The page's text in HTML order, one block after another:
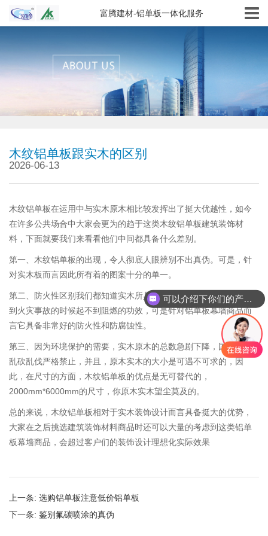
木纹铝单板跟实木的区别
2026-06-13
木纹铝单板在运用中与实木原木相比较发挥出了挺大优越性，如今
在许多公共场合中大家会更为的趋于这类木纹铝单板建筑装饰材
料，下面就要我们来看看他们中间都具备什么差别。
第一、木纹铝单板的出现，令人彻底人眼辨别不出真伪。可是，针
对实木板而言因此所有着的图案十分的单一。
第二、防火性区别我们都知道实木所具备的防火性非常的差，在碰
到火灾事故的时候起不到阻燃的功效，可是针对铝单板幕墙商品而
言它具备非常好的防火性和防腐蚀性。
第三、因为环境保护的需要，实木原木的总数急剧下降，国家针对
乱砍乱伐严格禁止，并且，原木实木的大小是可遇不可求的，因
此，在尺寸的方面，木纹铝单板的优点是无可替代的，
2000mm*6000mm的尺寸，你原木实木望尘莫及的。
总的来说，木纹铝单板相对于实木装饰设计而言具备挺大的优势，
大家在之后挑选建筑装饰材料商品时还可以大量的考虑到这类铝单
板幕墙商品，会超过客户们的装饰设计理想化实际效果
上一条: 选购铝单板注意低价铝单板
下一条: 鉴别氟碳喷涂的真伪
富腾建材-铝单板一体化服务
可以介绍下你们的产品么